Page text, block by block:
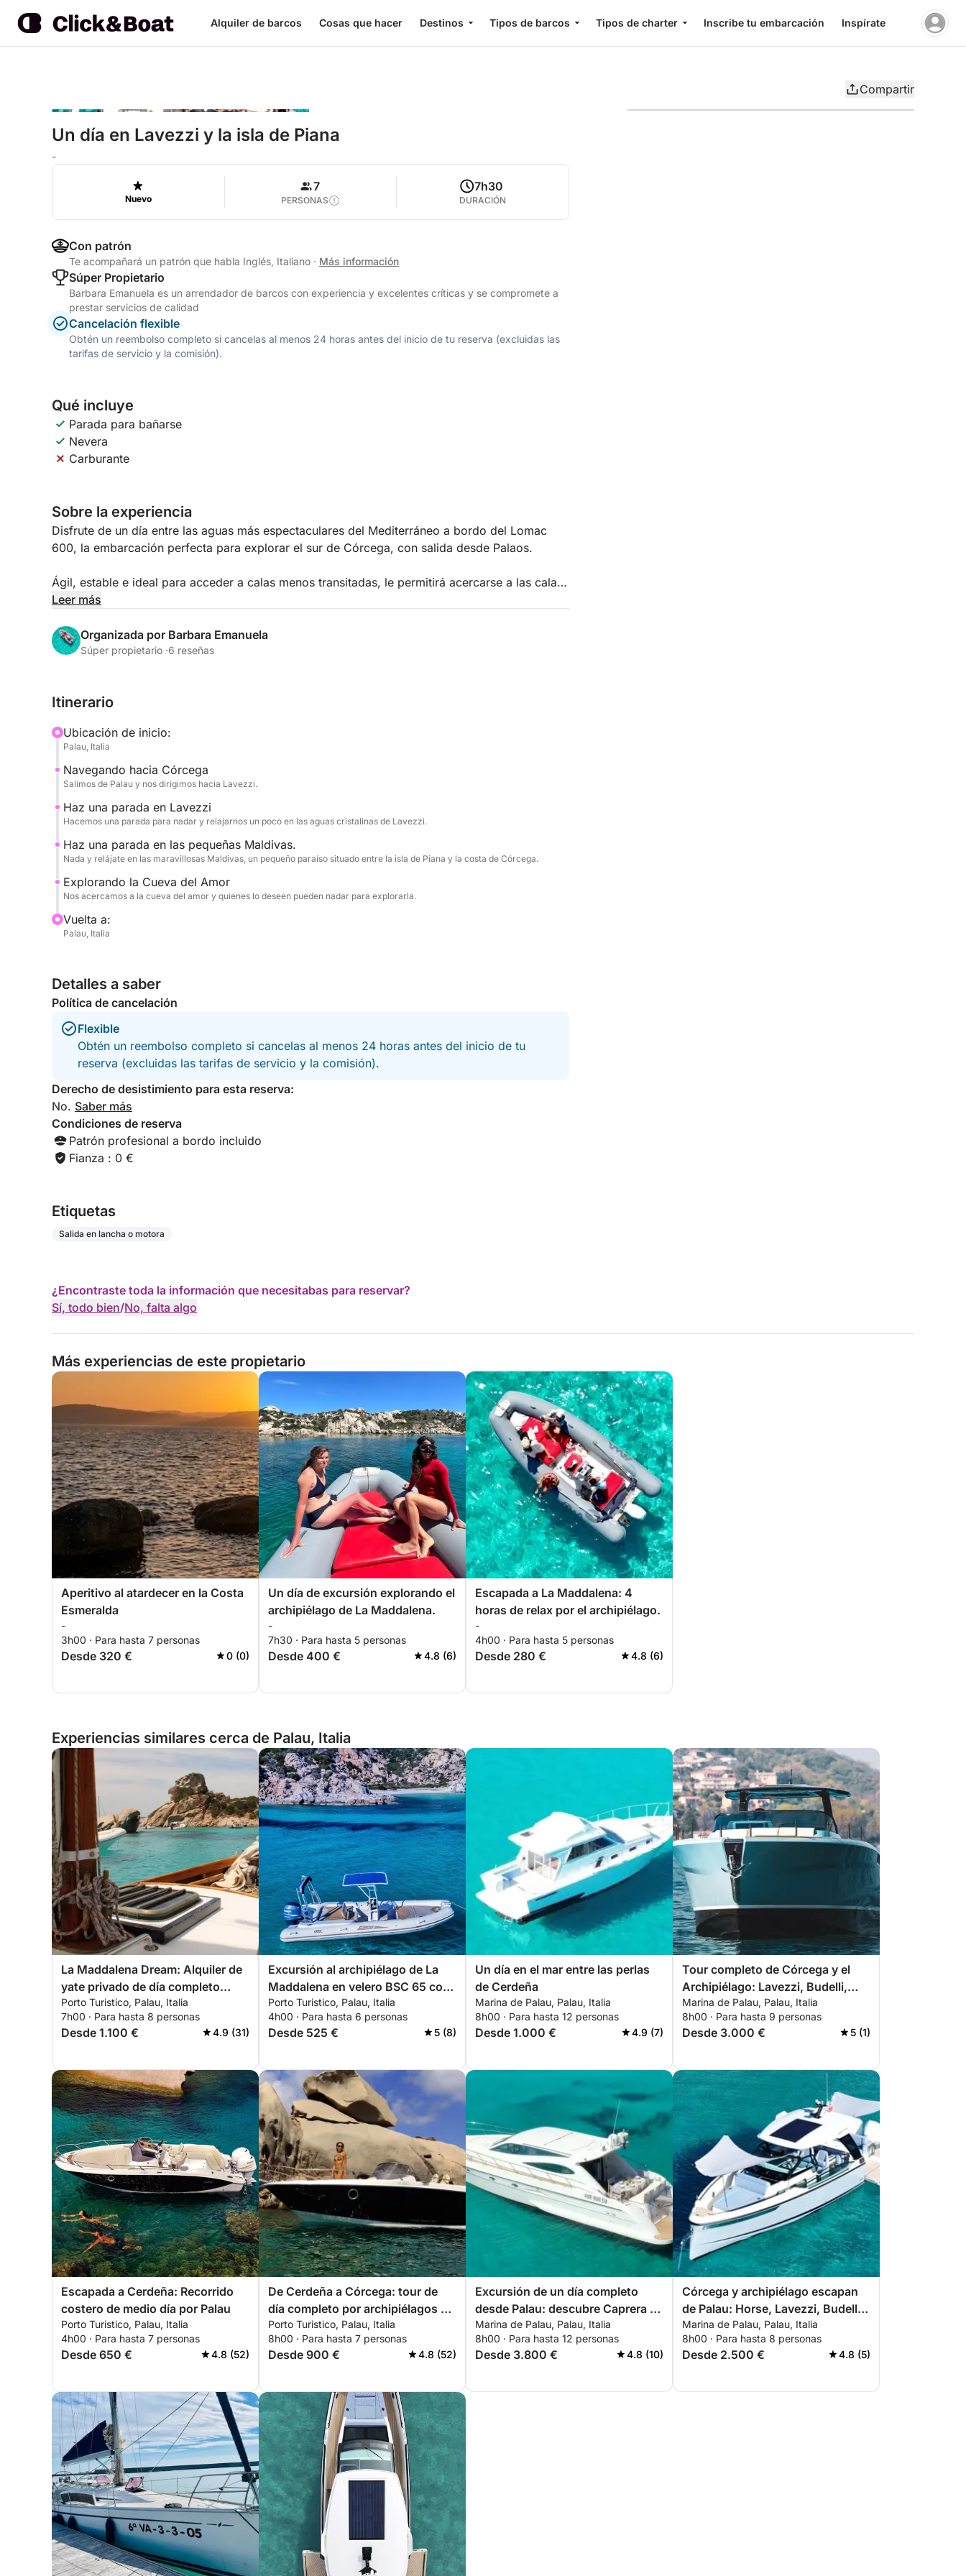
Alquiler de barcos Cosas que hacer Destinos Tipos de barcos Tipos de charter Inscribe tu embarcación Inspírate
Compartir
Un día en Lavezzi y la isla de Piana
-
Nuevo
7
PERSONAS
7h30
DURACIÓN
Con patrón
Te acompañará un patrón que habla Inglés, Italiano · Más información
Súper Propietario
Barbara Emanuela es un arrendador de barcos con experiencia y excelentes críticas y se compromete a
prestar servicios de calidad
Cancelación flexible
Obtén un reembolso completo si cancelas al menos 24 horas antes del inicio de tu reserva (excluidas las
tarifas de servicio y la comisión).
Qué incluye
Parada para bañarse
Nevera
Carburante
Sobre la experiencia
Disfrute de un día entre las aguas más espectaculares del Mediterráneo a bordo del Lomac
600, la embarcación perfecta para explorar el sur de Córcega, con salida desde Palaos.
Ágil, estable e ideal para acceder a calas menos transitadas, le permitirá acercarse a las calas
más hermosas de Lavezzi e Isola Piana. Sus aguas cristalinas y fondos marinos turquesa crean
Una experiencia dinámica y relajante, perfecta para quienes desean disfrutar del mar de forma
Leer más
Organizada por Barbara Emanuela
Súper propietario ·6 reseñas
Itinerario
Ubicación de inicio:
Palau, Italia
Navegando hacia Córcega
Salimos de Palau y nos dirigimos hacia Lavezzi.
Haz una parada en Lavezzi
Hacemos una parada para nadar y relajarnos un poco en las aguas cristalinas de Lavezzi.
Haz una parada en las pequeñas Maldivas.
Nada y relájate en las maravillosas Maldivas, un pequeño paraíso situado entre la isla de Piana y la costa de Córcega.
Explorando la Cueva del Amor
Nos acercamos a la cueva del amor y quienes lo deseen pueden nadar para explorarla.
Vuelta a:
Palau, Italia
Detalles a saber
Política de cancelación
Flexible
Obtén un reembolso completo si cancelas al menos 24 horas antes del inicio de tu
reserva (excluidas las tarifas de servicio y la comisión).
Derecho de desistimiento para esta reserva:
No. Saber más
Condiciones de reserva
Patrón profesional a bordo incluido
Fianza : 0 €
Etiquetas
Salida en lancha o motora
¿Encontraste toda la información que necesitabas para reservar?
Sí, todo bien/No, falta algo
Más experiencias de este propietario
Aperitivo al atardecer en la Costa
Esmeralda
-
3h00 · Para hasta 7 personas
Desde 320 € 0 (0)
Un día de excursión explorando el
archipiélago de La Maddalena.
-
7h30 · Para hasta 5 personas
Desde 400 € 4.8 (6)
Escapada a La Maddalena: 4
horas de relax por el archipiélago.
-
4h00 · Para hasta 5 personas
Desde 280 € 4.8 (6)
Experiencias similares cerca de Palau, Italia
La Maddalena Dream: Alquiler de
yate privado de día completo
desde Palau
Porto Turistico, Palau, Italia
7h00 · Para hasta 8 personas
Desde 1.100 € 4.9 (31)
Excursión al archipiélago de La
Maddalena en velero BSC 65 con
patrón (medio día, 4 horas).
Porto Turistico, Palau, Italia
4h00 · Para hasta 6 personas
Desde 525 € 5 (8)
Un día en el mar entre las perlas
de Cerdeña
Marina de Palau, Palau, Italia
8h00 · Para hasta 12 personas
Desde 1.000 € 4.9 (7)
Tour completo de Córcega y el
Archipiélago: Lavezzi, Budelli,
Cavallo y Spargi
Marina de Palau, Palau, Italia
8h00 · Para hasta 9 personas
Desde 3.000 € 5 (1)
Escapada a Cerdeña: Recorrido
costero de medio día por Palau
Porto Turistico, Palau, Italia
4h00 · Para hasta 7 personas
Desde 650 € 4.8 (52)
De Cerdeña a Córcega: tour de
día completo por archipiélagos e
islas
Porto Turistico, Palau, Italia
8h00 · Para hasta 7 personas
Desde 900 € 4.8 (52)
Excursión de un día completo
desde Palau: descubre Caprera y
Maddalena
Marina de Palau, Palau, Italia
8h00 · Para hasta 12 personas
Desde 3.800 € 4.8 (10)
Córcega y archipiélago escapan
de Palau: Horse, Lavezzi, Budelli y
Spargi
Marina de Palau, Palau, Italia
8h00 · Para hasta 8 personas
Desde 2.500 € 4.8 (5)